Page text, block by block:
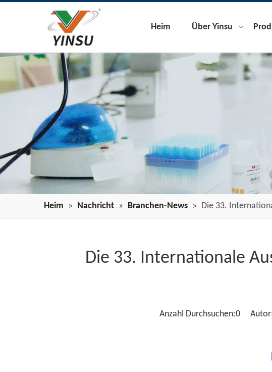
Heim Über Yinsu
Heim » Nachricht » Branchen-News » Die 33.
Die 33. Internationale
Anzahl Durchsuchen:0